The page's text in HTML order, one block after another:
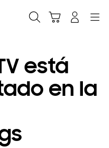
está
en la